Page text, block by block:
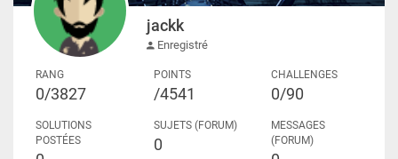
jackk
Enregistré
RANG
0/3827
POINTS
/4541
CHALLENGES
0/90
SOLUTIONS
POSTÉES
SUJETS (FORUM)
0
MESSAGES
(FORUM)